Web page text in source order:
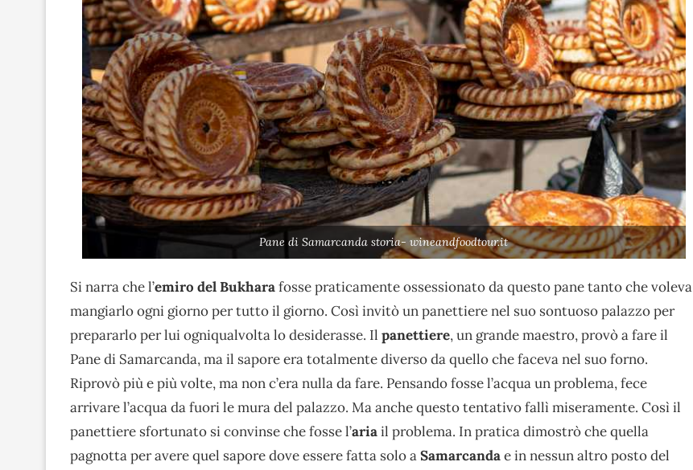
Pane di Samarcanda storia- wineandfoodtour.it
Si narra che l’emiro del Bukharafosse praticamente ossessionato da questo pane tanto che voleva
mangiarlo ogni giorno per tutto il giorno. Così invitò un panettiere nel suo sontuoso palazzo per
prepararlo per lui ogniqualvolta lo desiderasse. Il panettiere, un grande maestro, provò a fare il
Pane di Samarcanda, ma il sapore era totalmente diverso da quello che faceva nel suo forno.
Riprovò più e più volte, ma non c’era nulla da fare. Pensando fosse l’acqua un problema, fece
arrivare l’acqua da fuori le mura del palazzo. Ma anche questo tentativo fallì miseramente. Così il
panettiere sfortunato si convinse che fosse l’ariail problema. In pratica dimostrò che quella
pagnotta per avere quel sapore dove essere fatta solo aSamarcandae in nessun altro posto del